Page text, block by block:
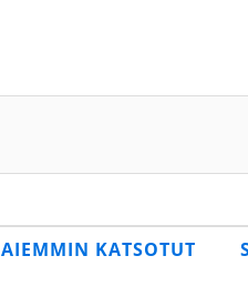
AIEMMIN KATSOTUT